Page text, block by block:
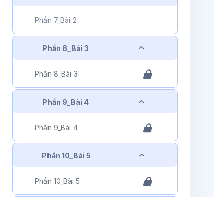
Phần 7_Bài 2
Phần 8_Bài 3 Rút gọn
Phần 8_Bài 3
Phần 9_Bài 4 Rút gọn
Phần 9_Bài 4
Phần 10_Bài 5 Rút gọn
Phần 10_Bài 5